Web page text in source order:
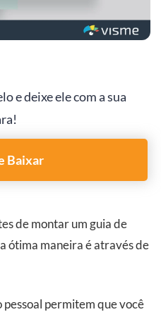
e deixe ele com a sua
Baixar
de montar um guia de
ótima maneira é através de
pessoal permitem que você